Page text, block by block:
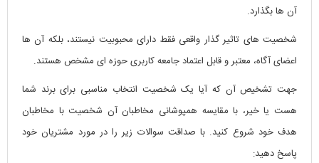
آن ها بگذارد.
شخصیت های تاثیر گذار واقعی فقط دارای محبوبیت نیستند، بلکه آن ها
اعضای آگاه، معتبر و قابل اعتماد جامعه کاربری حوزه ای مشخص هستند.
جهت تشخیص آن که آیا یک شخصیت انتخاب مناسبی برای برند شما
هست یا خیر، با مقایسه همپوشانی مخاطبان آن شخصیت با مخاطبان
هدف خود شروع کنید. با صداقت سوالات زیر را در مورد مشتریان خود
پاسخ دهید: